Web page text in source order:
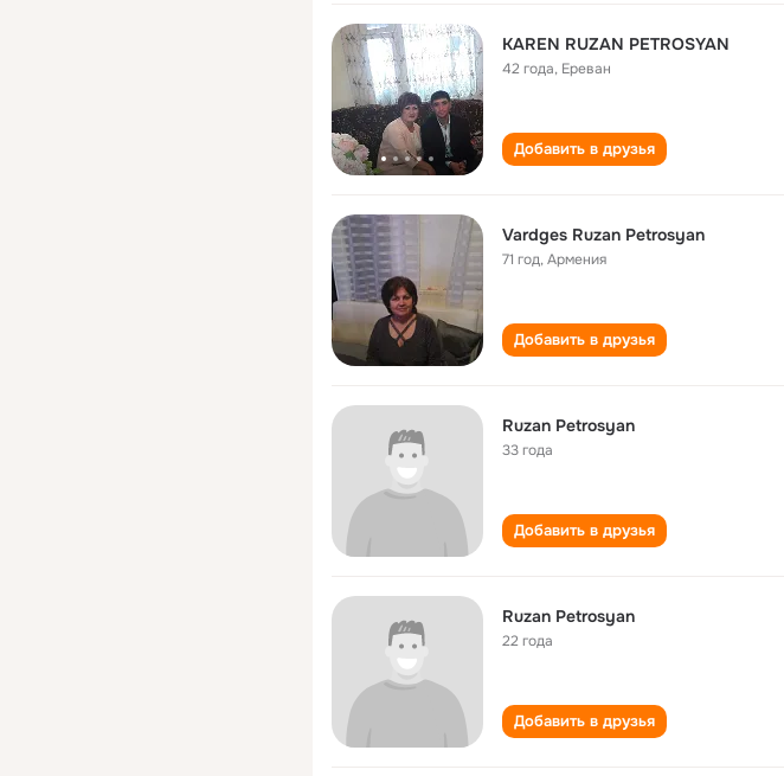
KAREN RUZAN PETROSYAN
42 года, Ереван
Добавить в друзья
Vardges Ruzan Petrosyan
71 год,Армения
Добавить в друзья
Ruzan Petrosyan
33 года
Добавить в друзья
Ruzan Petrosyan
22 года
Добавить в друзья